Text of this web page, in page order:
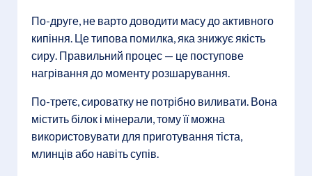
По-друге, не варто доводити масу до активного
кипіння. Це типова помилка, яка знижує якість
сиру. Правильний процес — це поступове
нагрівання до моменту розшарування.
По-третє, сироватку не потрібно виливати. Вона
містить білок і мінерали, тому її можна
використовувати для приготування тіста,
млинців або навіть супів.